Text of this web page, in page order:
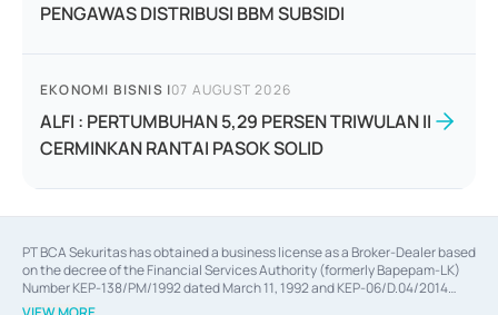
PENGAWAS DISTRIBUSI BBM SUBSIDI
EKONOMI BISNIS |07 AUGUST 2026
ALFI : PERTUMBUHAN 5,29 PERSEN TRIWULAN II
CERMINKAN RANTAI PASOK SOLID
PT BCA Sekuritas has obtained a business license as a Broker-Dealer based
on the decree of the Financial Services Authority (formerly Bapepam-LK)
Number KEP-138/PM/1992 dated March 11, 1992 and KEP-06/D.04/2014
dated February 28, 2014, a business license as an Underwriter based on the